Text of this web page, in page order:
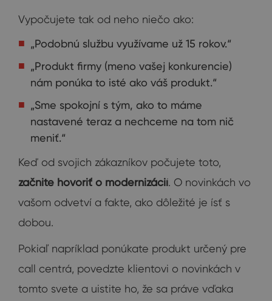
Vypočujete tak od neho niečo ako:
„Podobnú službu využívame už 15 rokov.“
„Produkt firmy (meno vašej konkurencie)
nám ponúka to isté ako váš produkt.“
„Sme spokojní s tým, ako to máme
nastavené teraz a nechceme na tom nič
meniť.“
Keď od svojich zákazníkov počujete toto,
začnite hovoriť o modernizácií. O novinkách vo
vašom odvetví a fakte, ako dôležité je ísť s
dobou.
Pokiaľ napríklad ponúkate produkt určený pre
call centrá, povedzte klientovi o novinkách v
tomto svete a uistite ho, že sa práve vďaka